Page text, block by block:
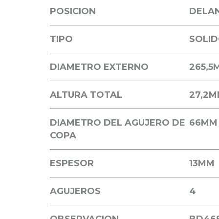
POSICION
TIPO
DIAMETRO EXTERNO 265,5
ALTURA TOTAL 27,2
DIAMETRO DEL AGUJERO DE
COPA
66MM
ESPESOR 13MM
AGUJEROS 4